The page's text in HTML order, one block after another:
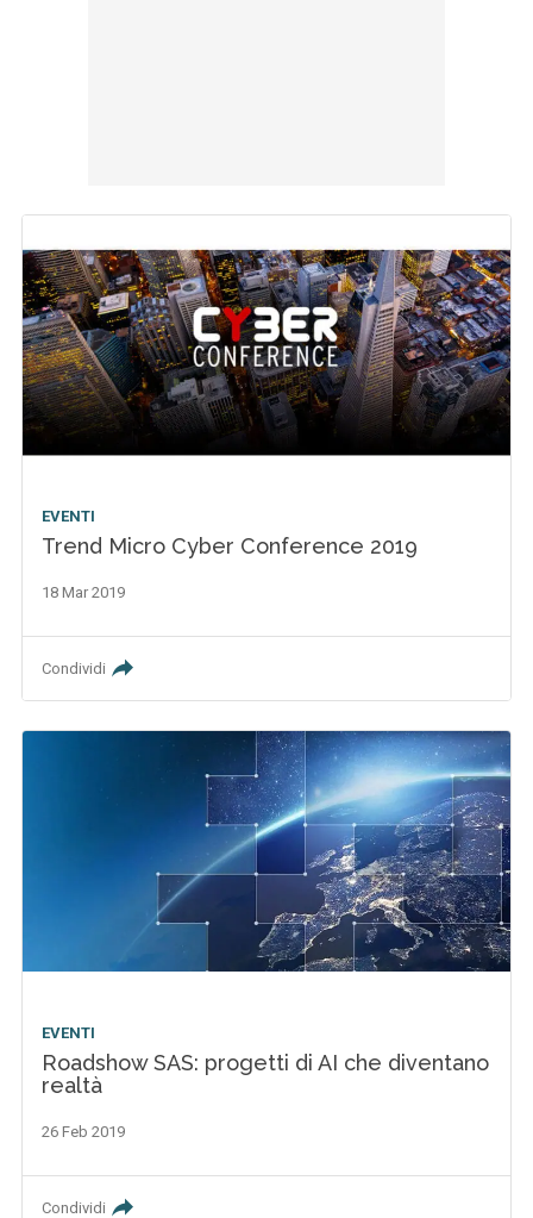
EVENTI
Trend Micro Cyber Conference 2019
18 Mar 2019
Condividi
EVENTI
Roadshow SAS: progetti di AI che diventano
realtà
26 Feb 2019
Condividi